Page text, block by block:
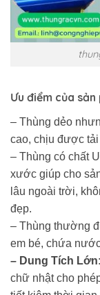
Ưu điểm của sản
– Thùng dẻo
cao, chịu được
– Thùng có chất
xước giúp cho
lâu ngoài trời,
đẹp.
– Thùng thường
em bé, chứa
– Dung Tích Lớn
chữ nhật cho